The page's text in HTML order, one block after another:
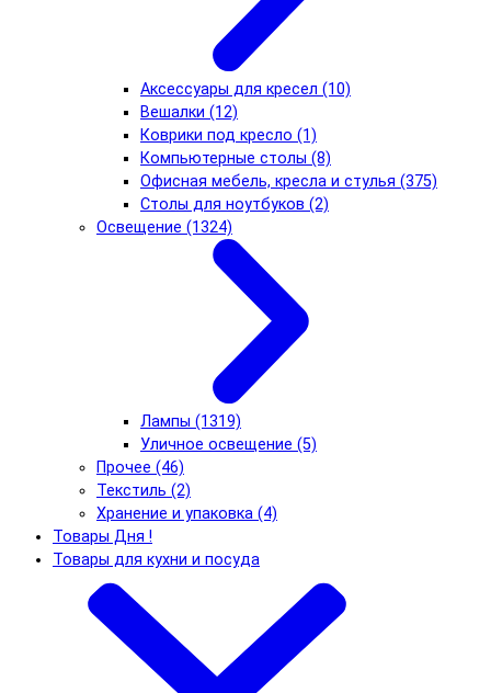
Аксессуары для кресел (10)
Вешалки (12)
Коврики под кресло (1)
Компьютерные столы (8)
Офисная мебель, кресла и стулья (375)
Столы для ноутбуков (2)
Освещение (1324)
Лампы (1319)
Уличное освещение (5)
Прочее (46)
Текстиль (2)
Хранение и упаковка (4)
Товары Дня !
Товары для кухни и посуда